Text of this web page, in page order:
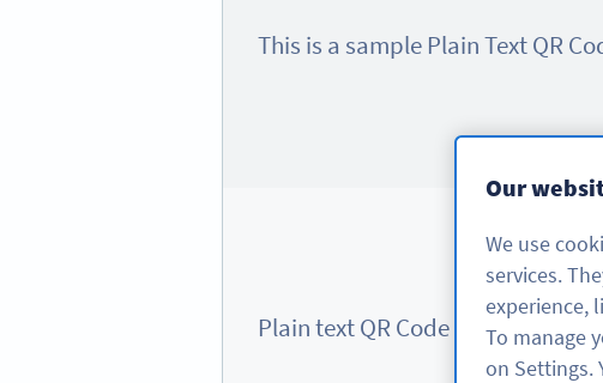
This is a sample Plain Text QR
Plain text QR Code can fit up to
Our
We use
services.
experience,
To manage
on Settings.